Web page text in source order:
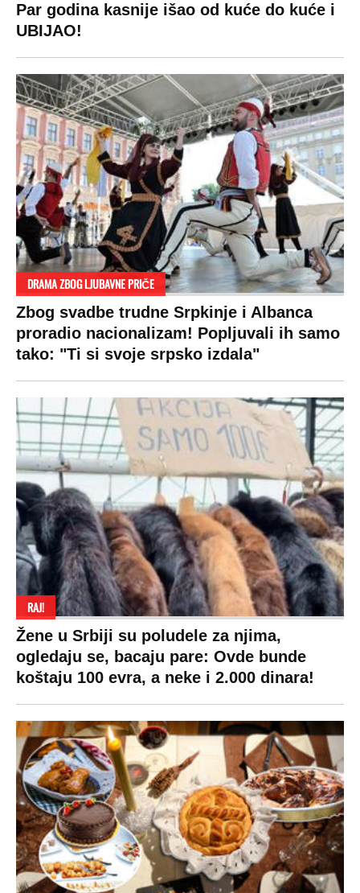
Par godina kasnije išao od kuće do kuće i
UBIJAO!
DRAMA ZBOG LJUBAVNE PRIČE
Zbog svadbe trudne Srpkinje i Albanca
proradio nacionalizam! Popljuvali ih samo
tako: "Ti si svoje srpsko izdala"
RAJ!
Žene u Srbiji su poludele za njima,
ogledaju se, bacaju pare: Ovde bunde
koštaju 100 evra, a neke i 2.000 dinara!